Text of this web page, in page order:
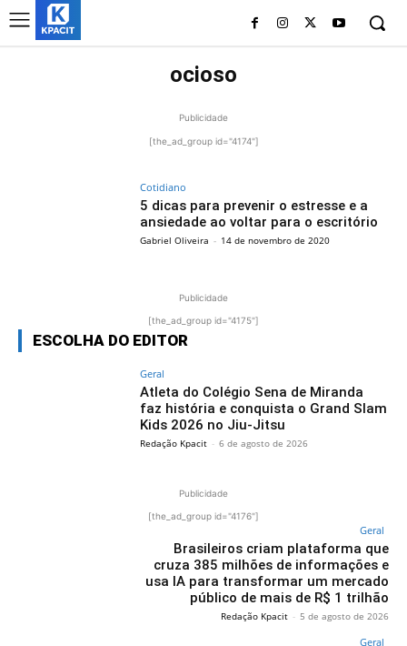
ocioso
Publicidade
[the_ad_group id="4174"]
Cotidiano
5 dicas para prevenir o estresse e a
ansiedade ao voltar para o escritório
Gabriel Oliveira - 14 de novembro de 2020
Publicidade
[the_ad_group id="4175"]
ESCOLHA DO EDITOR
Geral
Atleta do Colégio Sena de Miranda
faz história e conquista o Grand Slam
Kids 2026 no Jiu-Jitsu
Redação Kpacit - 6 de agosto de 2026
Publicidade
[the_ad_group id="4176"]
Geral
Brasileiros criam plataforma que
cruza 385 milhões de informações e
usa IA para transformar um mercado
público de mais de R$ 1 trilhão
Redação Kpacit - 5 de agosto de 2026
Geral